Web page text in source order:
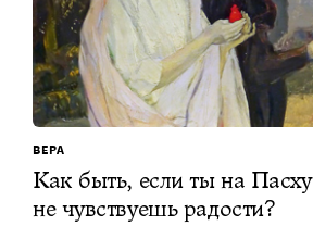
ВЕРА
Как быть, если ты на Пасху
не чувствуешь радости?